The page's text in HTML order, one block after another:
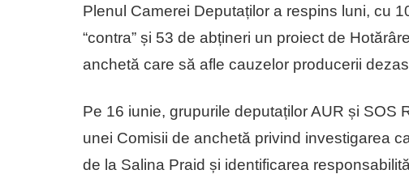
Plenul Camerei Deputaților a respins luni, cu
“contra” și 53 de abțineri un proiect de
anchetă care să afle cauzelor producerii
Pe 16 iunie, grupurile deputaților AUR și SOS
unei Comisii de anchetă privind investigarea
de la Salina Praid și identificarea